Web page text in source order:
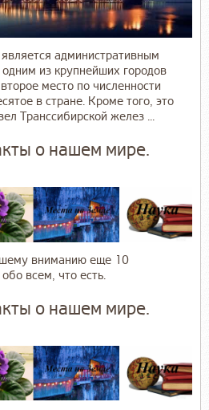
административным
из крупнейших городов
место по численности
в стране. Кроме того, это
Транссибирской желез ...
о нашем мире.
вниманию еще 10
всем, что есть.
о нашем мире.